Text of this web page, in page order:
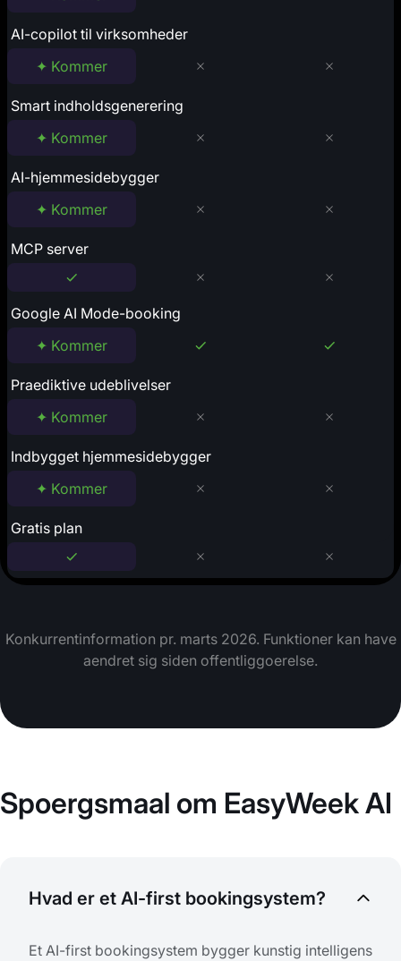
AI-copilot til virksomheder
✦ Kommer
Smart indholdsgenerering
✦ Kommer
AI-hjemmesidebygger
✦ Kommer
MCP server
Google AI Mode-booking
✦ Kommer
Praediktive udeblivelser
✦ Kommer
Indbygget hjemmesidebygger
✦ Kommer
Gratis plan
Konkurrentinformation pr. marts 2026. Funktioner kan have
aendret sig siden offentliggoerelse.
Spoergsmaal om EasyWeek AI
Hvad er et AI-first bookingsystem?
Et AI-first bookingsystem bygger kunstig intelligens